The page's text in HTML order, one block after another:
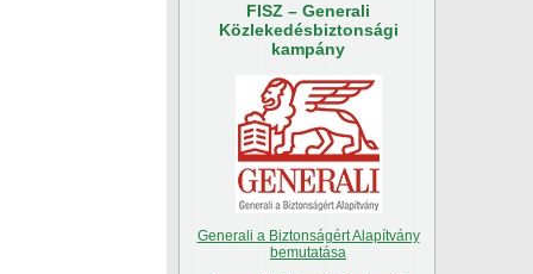
FISZ – Generali
Közlekedésbiztonsági
kampány
Generali a Biztonságért Alapítvány
bemutatása